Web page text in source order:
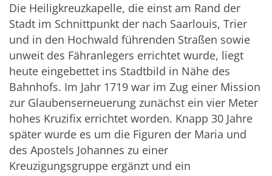
Die Heiligkreuzkapelle, die einst am Rand der
Stadt im Schnittpunkt der nach Saarlouis, Trier
und in den Hochwald führenden Straßen sowie
unweit des Fähranlegers errichtet wurde, liegt
heute eingebettet ins Stadtbild in Nähe des
Bahnhofs. Im Jahr 1719 war im Zug einer Mission
zur Glaubenserneuerung zunächst ein vier Meter
hohes Kruzifix errichtet worden. Knapp 30 Jahre
später wurde es um die Figuren der Maria und
des Apostels Johannes zu einer
Kreuzigungsgruppe ergänzt und ein